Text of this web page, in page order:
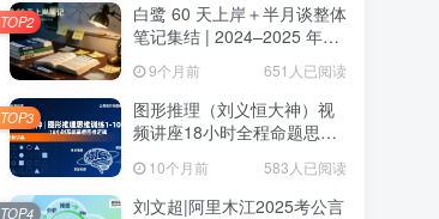
白鹭 60 天上岸＋半月谈整体
笔记集结 | 2024–2025 年申
论思维全盘梳理白鹭半月谈
申论笔记全集：60天上岸＋
大作文＋小题＋解题总结
9个月前 651人已阅读
TOP2
图形推理（刘义恒大神）视
频讲座18小时全程命题思维
题10个月前 583人已阅读
TOP3
刘文超|阿里木江2025考公言
TOP4